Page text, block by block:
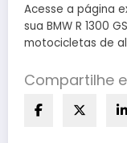
Acesse a página
sua BMW R 1300
motocicletas de
Compartilhe